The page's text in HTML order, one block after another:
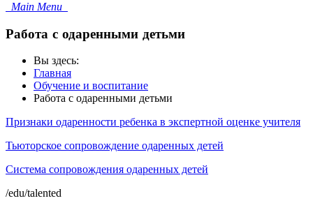
Main Menu
Работа с одаренными детьми
Вы здесь:
Главная
Обучение и воспитание
Работа с одаренными детьми
Признаки одаренности ребенка в экспертной оценке учителя
Тьюторское сопровождение одаренных детей
Система сопровождения одаренных детей
/edu/talented